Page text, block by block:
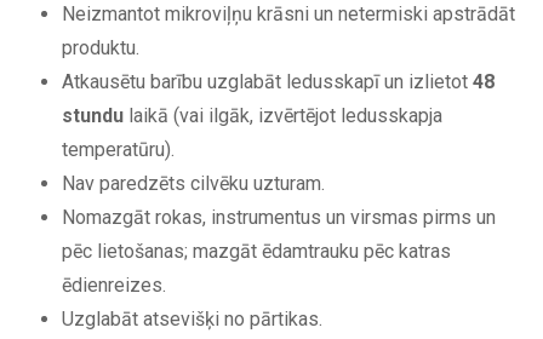
Neizmantot mikroviļņu krāsni un netermiski apstrādāt
produktu.
Atkausētu barību uzglabāt ledusskapī un izlietot 48
stundu laikā (vai ilgāk, izvērtējot ledusskapja
temperatūru).
Nav paredzēts cilvēku uzturam.
Nomazgāt rokas, instrumentus un virsmas pirms un
pēc lietošanas; mazgāt ēdamtrauku pēc katras
ēdienreizes.
Uzglabāt atsevišķi no pārtikas.